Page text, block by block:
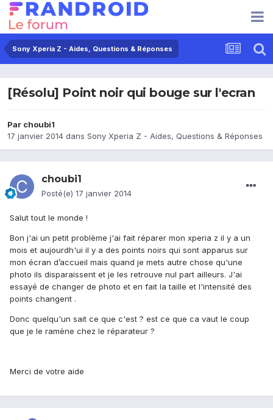
Sony Xperia Z - Aides, Questions & Réponses
[Résolu] Point noir qui bouge sur l'ecran
Par choubi1
17 janvier 2014 dans Sony Xperia Z - Aides, Questions & Réponses
choubi1
Posté(e) 17 janvier 2014
Salut tout le monde !
Bon j'ai un petit problème j'ai fait réparer mon xperia z il y a un
mois et aujourdh'ui il y a des points noirs qui sont apparus sur
mon écran d’accueil mais quand je mets autre chose qu'une
photo ils disparaissent et je les retrouve nul part ailleurs. J'ai
essayé de changer de photo et en fait la taille et l'intensité des
points changent .
Donc quelqu'un sait ce que c'est ? est ce que ca vaut le coup
que je le ramène chez le réparateur ?
Merci de votre aide